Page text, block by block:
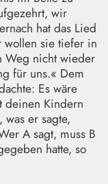
wir
hat das Lied
sie tiefer in
Weg nicht wieder
für uns.« Dem
Es wäre
deinen Kindern
er sagte,
A sagt, muss B
hatte, so